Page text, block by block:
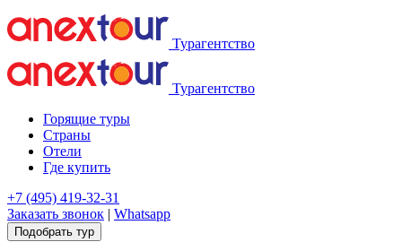
Турагентство
Турагентство
Горящие туры
Страны
Отели
Где купить
+7 (495) 419-32-31
Заказать звонок | Whatsapp
Подобрать тур